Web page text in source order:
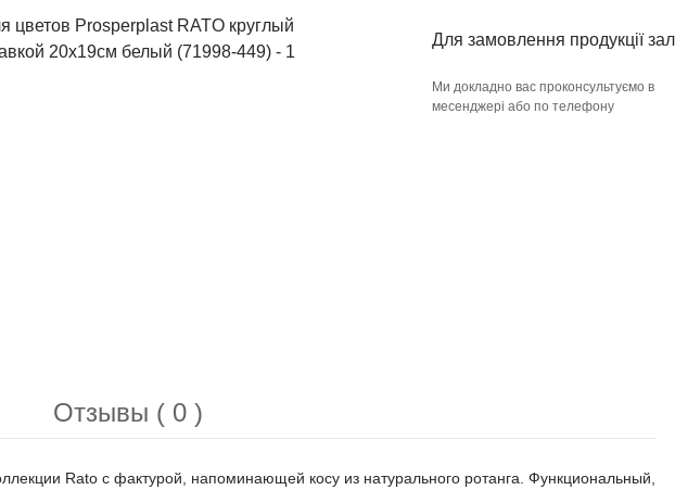
Для замовлення продукції
Ми докладно вас проконсультуємо в
месенджері або по телефону
Отзывы ( 0 )
Rato с фактурой, напоминающей косу из натурального ротанга. Функциональный,